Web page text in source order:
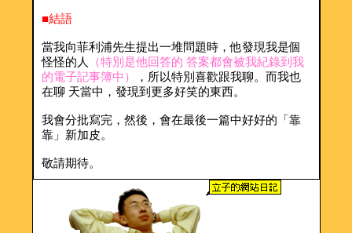
■結語
當我向菲利浦先生提出一堆問題時，他發現我是個
怪怪的人
（特別是他回答的 答案都會被我紀錄到我
的電子記事簿中）
，所以特別喜歡跟我聊。而我也
在聊 天當中，發現到更多好笑的東西。
我會分批寫完，然後，會在最後一篇中好好的「靠
靠」新加皮。
敬請期待。